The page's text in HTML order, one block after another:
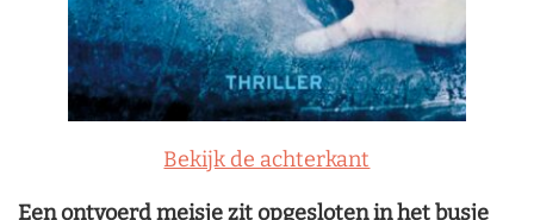
Bekijk de achterkant
Een ontvoerd meisje zit opgesloten in het busje